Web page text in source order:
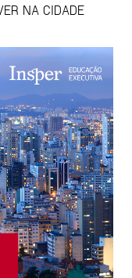
NA CIDADE